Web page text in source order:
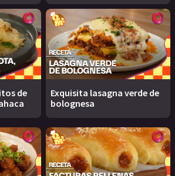
de
Exquisita lasagna verde de
bolognesa